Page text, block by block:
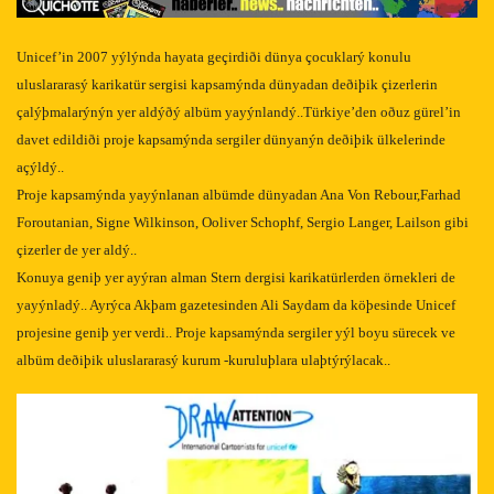
Unicef’in 2007 yýlýnda hayata geçirdiði dünya çocuklarý konulu
uluslararasý karikatür sergisi kapsamýnda dünyadan deðiþik çizerlerin
çalýþmalarýnýn yer aldýðý albüm yayýnlandý..Türkiye’den oðuz gürel’in
davet edildiði proje kapsamýnda sergiler dünyanýn deðiþik ülkelerinde
açýldý..
Proje kapsamýnda yayýnlanan albümde dünyadan Ana Von Rebour,Farhad
Foroutanian, Signe Wilkinson, Ooliver Schophf, Sergio Langer, Lailson gibi
çizerler de yer aldý..
Konuya geniþ yer ayýran alman Stern dergisi karikatürlerden örnekleri de
yayýnladý.. Ayrýca Akþam gazetesinden Ali Saydam da köþesinde Unicef
projesine geniþ yer verdi.. Proje kapsamýnda sergiler yýl boyu sürecek ve
albüm deðiþik uluslararasý kurum -kuruluþlara ulaþtýrýlacak..